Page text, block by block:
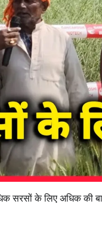
सरसों के लिए अधिक की